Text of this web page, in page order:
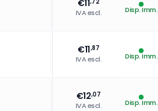
€11
IVA escl. Disp. Imm.
€11,87
IVA escl. Disp. Imm.
€12,07
IVA escl. Disp. Imm.